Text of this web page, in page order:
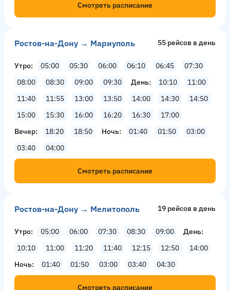
Смотреть расписание
Ростов-на-Дону → Мариуполь 55 рейсов в день
Утро 05:00 05:30 06:00 06:10 06:45
07:30
08:00
08:30 09:00 09:30 День 10:10
11:00
11:40
11:55 13:00 13:50 14:00 14:30
14:50
15:00
15:30 16:00 16:20 16:30
17:00
Вечер
18:20 18:50 Ночь 01:40 01:50
03:00
03:40
04:00
Смотреть расписание
Ростов-на-Дону → Мелитополь 19 рейсов в день
Утро 05:00 06:00 07:30 08:30 09:00
День
10:10
11:00 11:20 11:40 12:15 12:50
14:00
Ночь
01:40 01:50 03:00 03:40 04:30
Смотреть расписание